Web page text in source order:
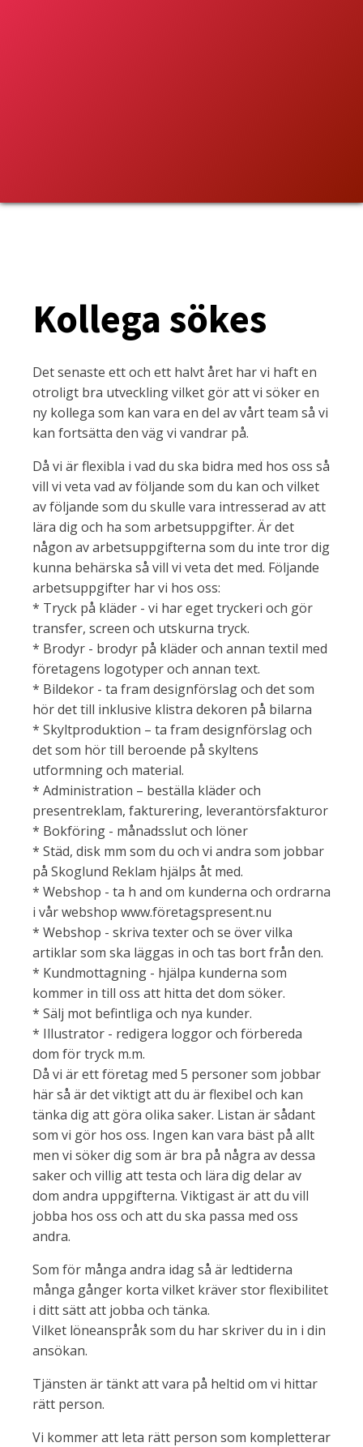
Kollega sökes
Det senaste ett och ett halvt året har vi haft en
otroligt bra utveckling vilket gör att vi söker en
ny kollega som kan vara en del av vårt team så vi
kan fortsätta den väg vi vandrar på.
Då vi är flexibla i vad du ska bidra med hos oss så
vill vi veta vad av följande som du kan och vilket
av följande som du skulle vara intresserad av att
lära dig och ha som arbetsuppgifter. Är det
någon av arbetsuppgifterna som du inte tror dig
kunna behärska så vill vi veta det med. Följande
arbetsuppgifter har vi hos oss:
* Tryck på kläder - vi har eget tryckeri och gör
transfer, screen och utskurna tryck.
* Brodyr - brodyr på kläder och annan textil med
företagens logotyper och annan text.
* Bildekor - ta fram designförslag och det som
hör det till inklusive klistra dekoren på bilarna
* Skyltproduktion – ta fram designförslag och
det som hör till beroende på skyltens
utformning och material.
* Administration – beställa kläder och
presentreklam, fakturering, leverantörsfakturor
* Bokföring - månadsslut och löner
* Städ, disk mm som du och vi andra som jobbar
på Skoglund Reklam hjälps åt med.
* Webshop - ta h and om kunderna och ordrarna
i vår webshop www.företagspresent.nu
* Webshop - skriva texter och se över vilka
artiklar som ska läggas in och tas bort från den.
* Kundmottagning - hjälpa kunderna som
kommer in till oss att hitta det dom söker.
* Sälj mot befintliga och nya kunder.
* Illustrator - redigera loggor och förbereda
dom för tryck m.m.
Då vi är ett företag med 5 personer som jobbar
här så är det viktigt att du är flexibel och kan
tänka dig att göra olika saker. Listan är sådant
som vi gör hos oss. Ingen kan vara bäst på allt
men vi söker dig som är bra på några av dessa
saker och villig att testa och lära dig delar av
dom andra uppgifterna. Viktigast är att du vill
jobba hos oss och att du ska passa med oss
andra.
Som för många andra idag så är ledtiderna
många gånger korta vilket kräver stor flexibilitet
i ditt sätt att jobba och tänka.
Vilket löneanspråk som du har skriver du in i din
ansökan.
Tjänsten är tänkt att vara på heltid om vi hittar
rätt person.
Vi kommer att leta rätt person som kompletterar